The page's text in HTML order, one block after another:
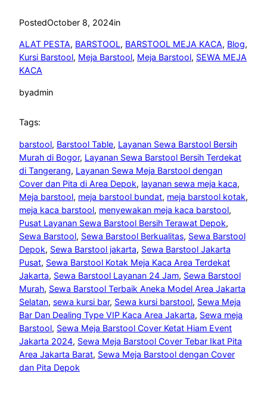
PostedOctober 8, 2024in
ALAT PESTA, BARSTOOL, BARSTOOL MEJA KACA, Blog
Kursi Barstool, Meja Barstool, Meja Barstool, SEWA MEJA
KACA
byadmin
Tags:
barstool, Barstool Table, Layanan Sewa Barstool Bersih
Murah di Bogor, Layanan Sewa Barstool Bersih Terdekat
di Tangerang, Layanan Sewa Meja Barstool dengan
Cover dan Pita di Area Depok, layanan sewa meja kaca
Meja barstool, meja barstool bundat, meja barstool kotak
meja kaca barstool, menyewakan meja kaca barstool
Pusat Layanan Sewa Barstool Bersih Terawat Depok
Sewa Barstool, Sewa Barstool Berkualitas, Sewa Barstool
Depok, Sewa Barstool jakarta, Sewa Barstool Jakarta
Pusat, Sewa Barstool Kotak Meja Kaca Area Terdekat
Jakarta, Sewa Barstool Layanan 24 Jam, Sewa Barstool
Murah, Sewa Barstool Terbaik Aneka Model Area Jakarta
Selatan, sewa kursi bar, Sewa kursi barstool, Sewa Meja
Bar Dan Dealing Type VIP Kaca Area Jakarta, Sewa meja
Barstool, Sewa Meja Barstool Cover Ketat Hiam Event
Jakarta 2024, Sewa Meja Barstool Cover Tebar Ikat Pita
Area Jakarta Barat, Sewa Meja Barstool dengan Cover
dan Pita Depok